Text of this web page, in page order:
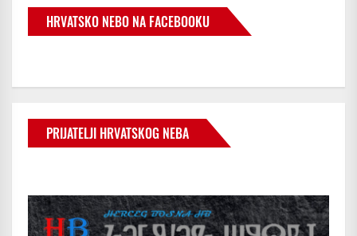
HRVATSKO NEBO NA FACEBOOKU
PRIJATELJI HRVATSKOG NEBA